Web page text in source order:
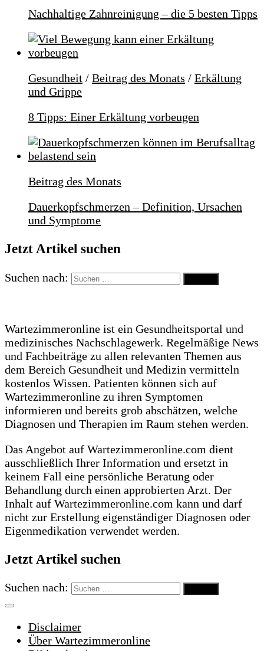
Nachhaltige Zahnreinigung – die 5 besten Tipps
Gesundheit / Beitrag des Monats / Erkältung
und Grippe
8 Tipps: Einer Erkältung vorbeugen
Beitrag des Monats
Dauerkopfschmerzen – Definition, Ursachen
und Symptome
Jetzt Artikel suchen
Suchen nach:
Wartezimmeronline ist ein Gesundheitsportal und
medizinisches Nachschlagewerk. Regelmäßige News
und Fachbeiträge zu allen relevanten Themen aus
dem Bereich Gesundheit und Medizin vermitteln
kostenlos Wissen. Patienten können sich auf
Wartezimmeronline zu ihren Symptomen
informieren und bereits grob abschätzen, welche
Diagnosen und Therapien im Raum stehen werden.
Das Angebot auf Wartezimmeronline.com dient
ausschließlich Ihrer Information und ersetzt in
keinem Fall eine persönliche Beratung oder
Behandlung durch einen approbierten Arzt. Der
Inhalt auf Wartezimmeronline.com kann und darf
nicht zur Erstellung eigenständiger Diagnosen oder
Eigenmedikation verwendet werden.
Jetzt Artikel suchen
Suchen nach:
Disclaimer
Über Wartezimmeronline